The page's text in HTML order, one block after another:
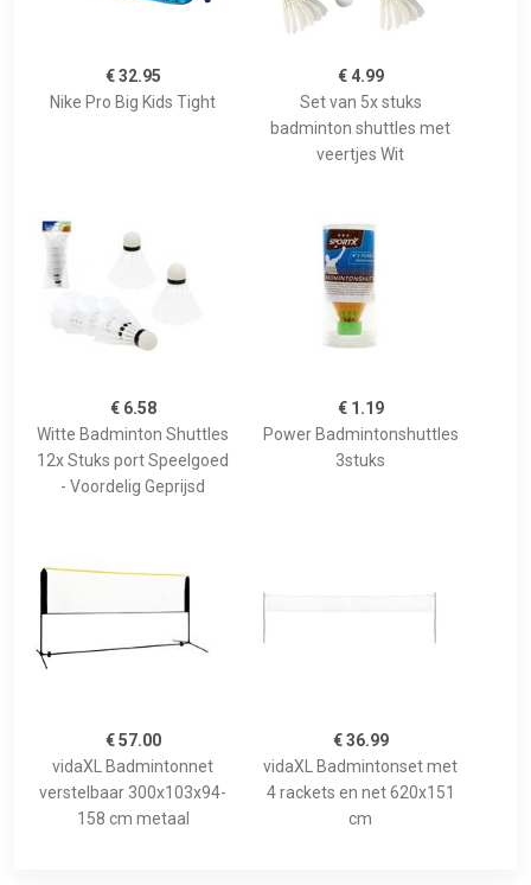
€ 32.95
Nike Pro Big Kids Tight
€ 4.99
Set van 5x stuks
badminton shuttles met
veertjes Wit
€ 6.58
Witte Badminton Shuttles
12x Stuks port Speelgoed
- Voordelig Geprijsd
€ 1.19
Power Badmintonshuttles
3stuks
€ 57.00
vidaXL Badmintonnet
verstelbaar 300x103x94-
158 cm metaal
€ 36.99
vidaXL Badmintonset met
4 rackets en net 620x151
cm